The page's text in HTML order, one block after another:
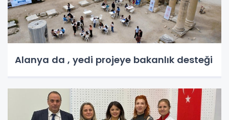
Alanya da , yedi projeye bakanlık desteği